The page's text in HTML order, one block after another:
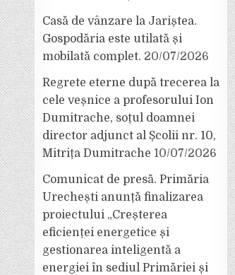
Casă de vânzare la Jariștea.
Gospodăria este utilată și
mobilată complet. 20/07/2026
Regrete eterne după trecerea la
cele veșnice a profesorului Ion
Dumitrache, soțul doamnei
director adjunct al Școlii nr. 10,
Mitrița Dumitrache 10/07/2026
Comunicat de presă. Primăria
Urechești anunță finalizarea
proiectului „Creșterea
eficienței energetice și
gestionarea inteligentă a
energiei în sediul Primăriei și